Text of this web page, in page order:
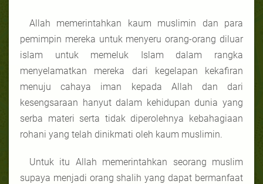
Allah memerintahkan kaum muslimin dan para
pemimpin mereka untuk menyeru orang-orang diluar
islam untuk memeluk Islam dalam rangka
menyelamatkan mereka dari kegelapan kekafiran
menuju cahaya iman kepada Allah dan dari
kesengsaraan hanyut dalam kehidupan dunia yang
serba materi serta tidak diperolehnya kebahagiaan
rohani yang telah dinikmati oleh kaum muslimin.
Untuk itu Allah memerintahkan seorang muslim
supaya menjadi orang shalih yang dapat bermanfaat